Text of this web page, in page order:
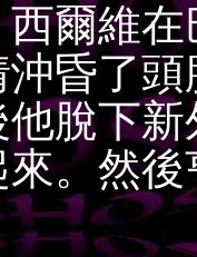
維在
昏了
脫下
。然